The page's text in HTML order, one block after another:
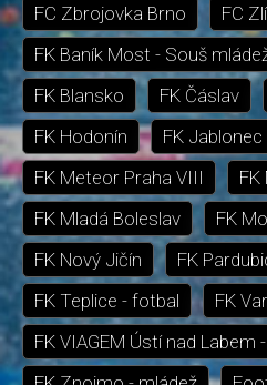
FC Zbrojovka Brno
FC
FK Baník Most - Souš
FK Blansko
FK Čáslav
FK Hodonín
FK Jablonec
FK Meteor Praha VIII
FK Mladá Boleslav
FK
FK Nový Jičín
FK
FK Teplice - fotbal
FK
FK VIAGEM Ústí nad Labem